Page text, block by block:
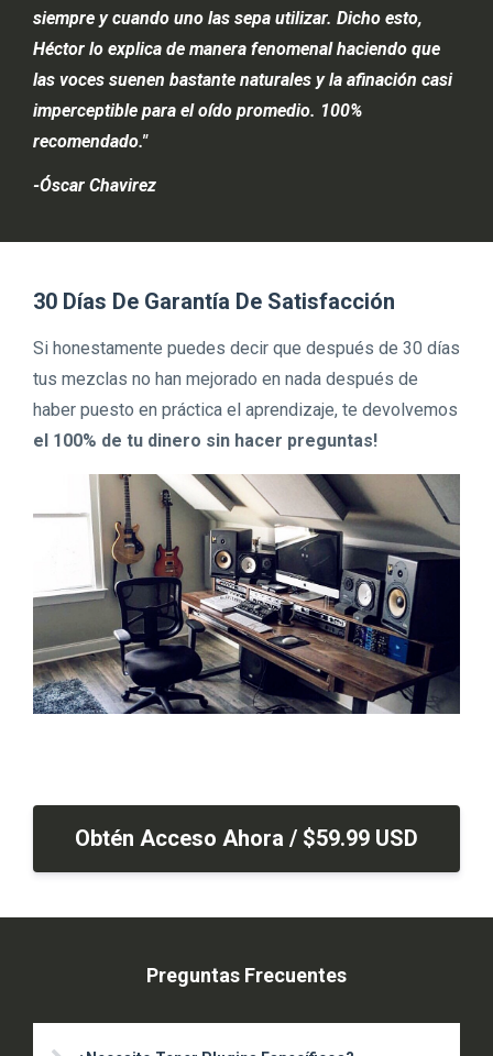
siempre y cuando uno las sepa utilizar. Dicho esto,
Héctor lo explica de manera fenomenal haciendo que
las voces suenen bastante naturales y la afinación casi
imperceptible para el oído promedio. 100%
recomendado."
-Óscar Chavirez
30 Días De Garantía De Satisfacción
Si honestamente puedes decir que después de 30 días
tus mezclas no han mejorado en nada después de
haber puesto en práctica el aprendizaje, te devolvemos
el 100% de tu dinero sin hacer preguntas!
Obtén Acceso Ahora / $59.99 USD
Preguntas Frecuentes